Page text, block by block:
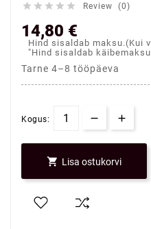
     Review (0)
14,80 €
Hind sisaldab maksu.(Kui
"Hind sisaldab
Tarne 4–8 tööpäeva
Kogus:
 Lisa ostukorvi